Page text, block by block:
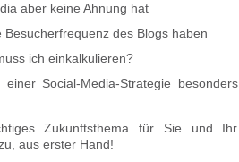
aber keine Ahnung hat
des Blogs haben
ich einkalkulieren?
Social-Media-Strategie besonders
Zukunftsthema für Sie und Ihr
aus erster Hand!